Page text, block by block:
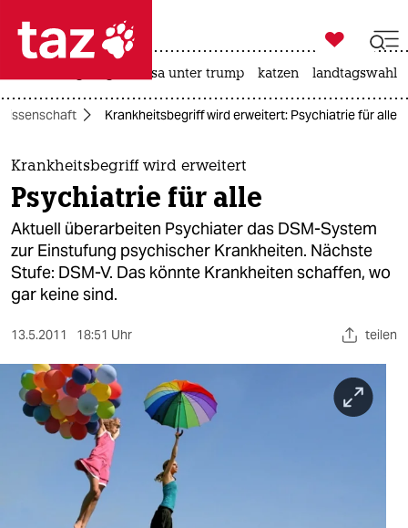
 taz zahl ich
taz zahl ich
themen
politik
öko
gesellschaft
kultur
sport
berlin
wahrheit

taz zahl ich
usa unter trump katzen landtagswahl
Krankheitsbegriff wird erweitert: Psychiatrie für alle
Krankheitsbegriff wird erweitert
Psychiatrie für alle
Aktuell überarbeiten Psychiater das DSM-System
zur Einstufung psychischer Krankheiten. Nächste
Stufe: DSM-V. Das könnte Krankheiten schaffen, wo
gar keine sind.
13.5.2011 18:51 Uhr teilen